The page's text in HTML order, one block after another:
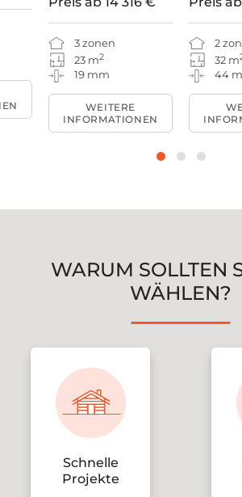
3 zonen
23 m2
19 mm
WEITERE
INFORMATIONEN
2
32 m
44
WARUM SOLLTEN
WÄHLEN?
Schnelle
Projekte